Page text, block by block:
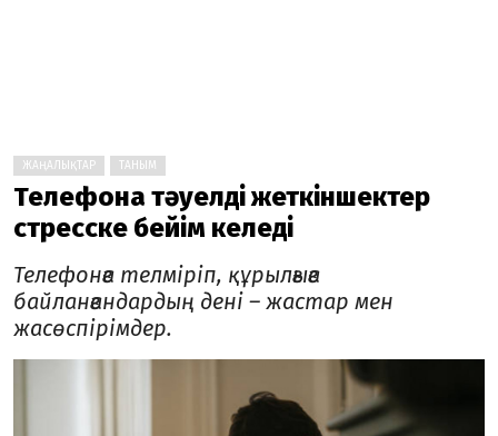
ЖАҢАЛЫҚТАР ТАНЫМ
Телефонға тәуелді жеткіншектер
стресске бейім келеді
Телефонға телміріп, құрылғыға
байланғандардың дені – жастар мен
жасөспірімдер.